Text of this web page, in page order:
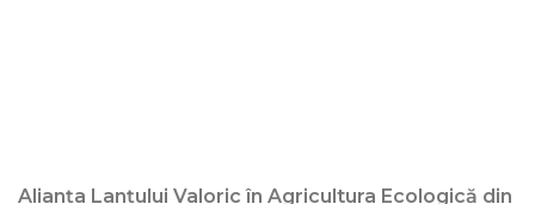
Alianța Lanțului Valoric în Agricultura Ecologică din